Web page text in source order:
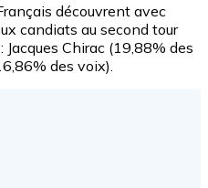
découvrent avec
candiats au second tour
Chirac (19,88% des
des voix).